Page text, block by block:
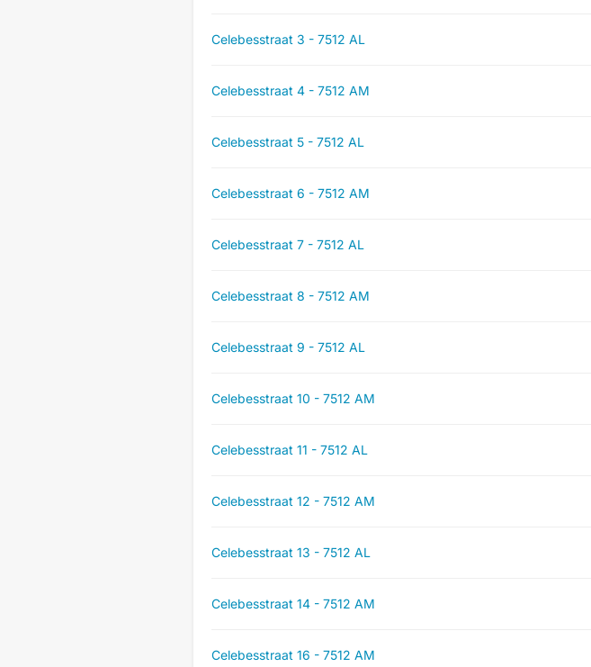
Celebesstraat 3 - 7512 AL
Celebesstraat 4 - 7512 AM
Celebesstraat 5 - 7512 AL
Celebesstraat 6 - 7512 AM
Celebesstraat 7 - 7512 AL
Celebesstraat 8 - 7512 AM
Celebesstraat 9 - 7512 AL
Celebesstraat 10 - 7512 AM
Celebesstraat 11 - 7512 AL
Celebesstraat 12 - 7512 AM
Celebesstraat 13 - 7512 AL
Celebesstraat 14 - 7512 AM
Celebesstraat 16 - 7512 AM